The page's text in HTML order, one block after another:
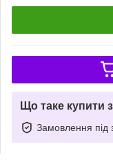
Що таке купити
Замовлення під